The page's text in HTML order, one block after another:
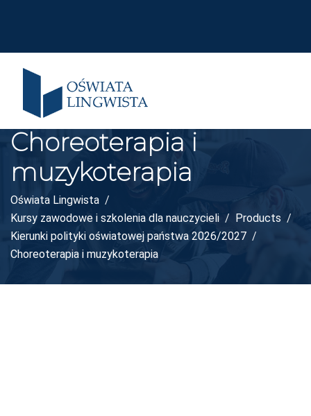
Choreoterapia i
muzykoterapia
Oświata Lingwista
Kursy zawodowe i szkolenia dla nauczycieli
Products
Kierunki polityki oświatowej państwa 2026/2027
Choreoterapia i muzykoterapia